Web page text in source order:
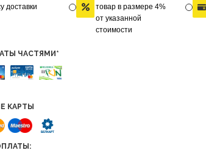
доставки
товар в размере 4%
от указанной
стоимости
ЧАСТЯМИ*
КАРТЫ